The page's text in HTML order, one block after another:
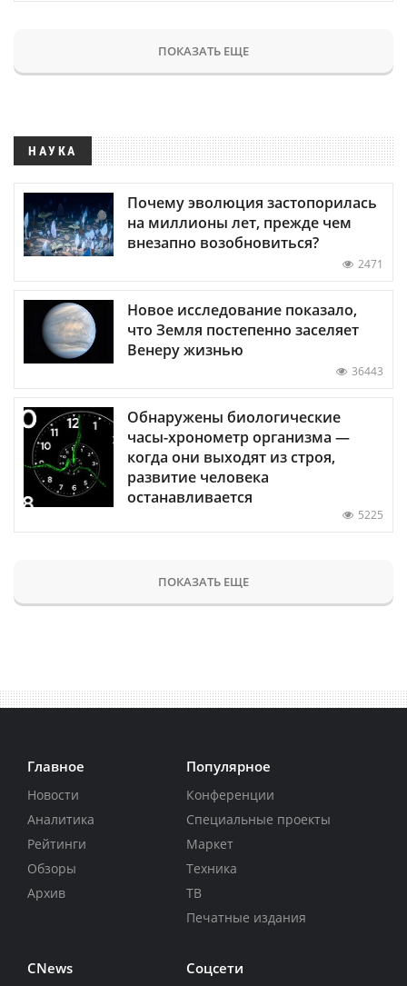
ПОКАЗАТЬ ЕЩЕ
НАУКА
Почему эволюция застопорилась
на миллионы лет, прежде чем
внезапно возобновиться?
2471
Новое исследование показало,
что Земля постепенно заселяет
Венеру жизнью
36443
Обнаружены биологические
часы-хронометр организма —
когда они выходят из строя,
развитие человека
останавливается
5225
ПОКАЗАТЬ ЕЩЕ
Главное
Новости
Аналитика
Рейтинги
Обзоры
Архив
Популярное
Конференции
Специальные проекты
Маркет
Техника
ТВ
Печатные издания
CNews Соцсети